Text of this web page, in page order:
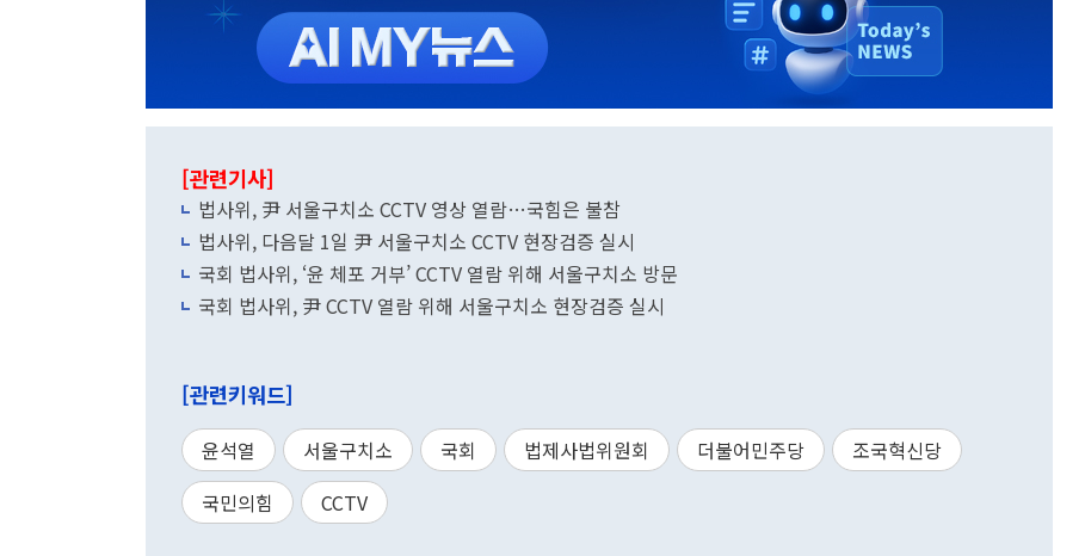
[관련기사]
법사위, 尹 서울구치소 CCTV 영상 열람…국힘은 불참
법사위, 다음달 1일 尹 서울구치소 CCTV 현장검증 실시
국회 법사위, ‘윤 체포 거부’ CCTV 열람 위해 서울구치소 방문
국회 법사위, 尹 CCTV 열람 위해 서울구치소 현장검증 실시
[관련키워드]
윤석열 서울구치소 국회 법제사법위원회 더불어민주당
조국혁신당
국민의힘
CCTV